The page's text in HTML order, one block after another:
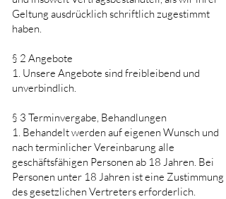
Geltung ausdrücklich schriftlich zugestimmt
haben.
§ 2 Angebote
1. Unsere Angebote sind freibleibend und
unverbindlich.
§ 3 Terminvergabe, Behandlungen
1. Behandelt werden auf eigenen Wunsch und
nach terminlicher Vereinbarung alle
geschäftsfähigen Personen ab 18 Jahren. Bei
Personen unter 18 Jahren ist eine Zustimmung
des gesetzlichen Vertreters erforderlich.